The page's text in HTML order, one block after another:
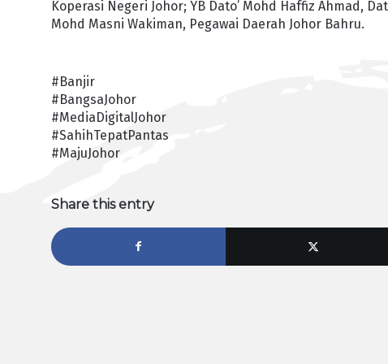
Koperasi Negeri Johor; YB Dato’ Mohd Haffiz Ahmad,
Mohd Masni Wakiman, Pegawai Daerah Johor Bahru.
#Banjir
#BangsaJohor
#MediaDigitalJohor
#SahihTepatPantas
#MajuJohor
Share this entry